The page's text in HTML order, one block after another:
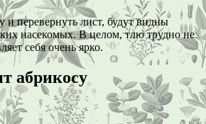
и перевернуть лист, будут видны
насекомых. В целом, тлю трудно не
себя очень ярко.
абрикосу